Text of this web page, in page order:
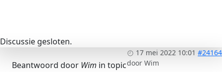
Discussie gesloten.
17 mei 2022 10:01 #24164
door Wim
Beantwoord door Wim in topic